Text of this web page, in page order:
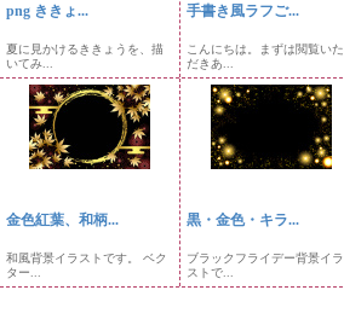
png ききょ...
夏に見かけるききょうを、描
いてみ...
手書き風ラフご...
こんにちは。まずは閲覧いた
だきあ...
金色紅葉、和柄...
和風背景イラストです。 ベク
ター...
黒・金色・キラ...
ブラックフライデー背景イラ
ストで...